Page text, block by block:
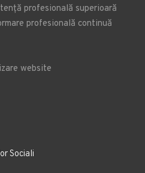
profesională superioară
profesională continuă
website
Sociali